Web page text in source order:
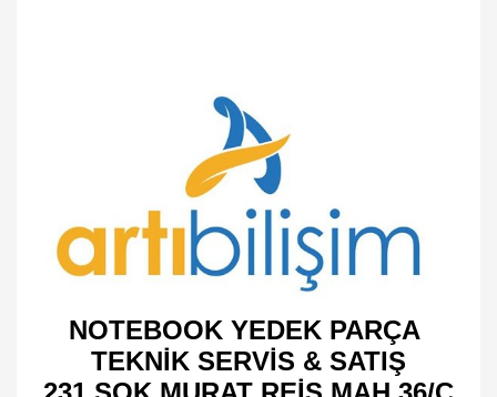
NOTEBOOK YEDEK PARÇA
TEKNİK SERVİS & SATIŞ